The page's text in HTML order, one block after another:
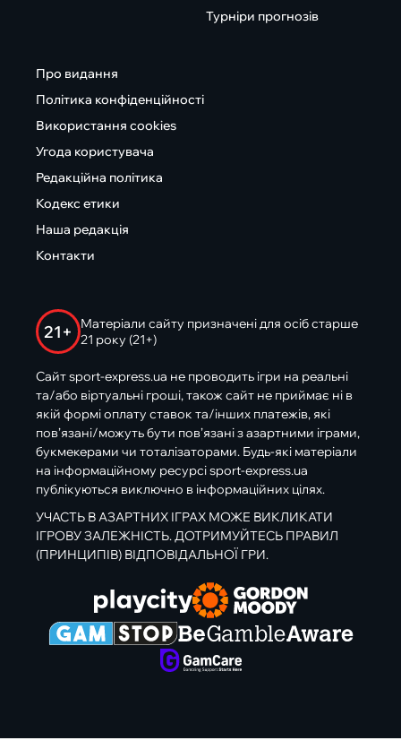
Турніри прогнозів
Про видання
Політика конфіденційності
Використання cookies
Угода користувача
Редакційна політика
Кодекс етики
Наша редакція
Контакти
21+
Матеріали сайту призначені для осіб старше
21 року (21+)
Сайт sport-express.ua не проводить ігри на реальні
та/або віртуальні гроші, також сайт не приймає ні в
якій формі оплату ставок та/інших платежів, які
пов’язані/можуть бути пов’язані з азартними іграми,
букмекерами чи тоталізаторами. Будь-які матеріали
на інформаційному ресурсі sport-express.ua
публікуються виключно в інформаційних цілях.
УЧАСТЬ В АЗАРТНИХ ІГРАХ МОЖЕ ВИКЛИКАТИ
ІГРОВУ ЗАЛЕЖНІСТЬ. ДОТРИМУЙТЕСЬ ПРАВИЛ
(ПРИНЦИПІВ) ВІДПОВІДАЛЬНОЇ ГРИ.